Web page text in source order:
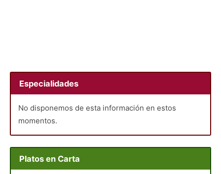
Especialidades
No disponemos de esta información en estos
momentos.
Platos en Carta